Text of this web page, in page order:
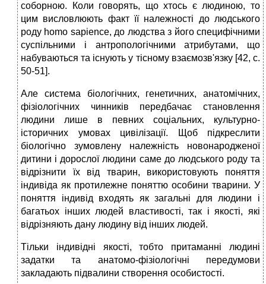
соборною. Коли говорять, що хтось є людиною, то
цим висловлюють факт її належності до людського
роду homo sapience, до людства з його специфічними
суспільними і антропологічними атрибутами, що
набуваються та існують у тісному взаємозв'язку [42, с.
50-51].
Але система біологічних, генетичних, анатомічних,
фізіологічних чинників передбачає становлення
людини лише в певних соціальних, культурно-
історичних умовах цивілізації. Щоб підкреслити
біологічно зумовлену належність новонародженої
дитини і дорослої людини саме до людського роду та
відрізнити їх від тварин, використовують поняття
індивіда як протилежне поняттю особини тварини. У
поняття індивід входять як загальні для людини і
багатьох інших людей властивості, так і якості, які
відрізняють дану людину від інших людей.
Тільки індивідні якості, тобто притаманні людині
задатки та анатомо-фізіологічні передумови
закладають підвалини створення особистості.